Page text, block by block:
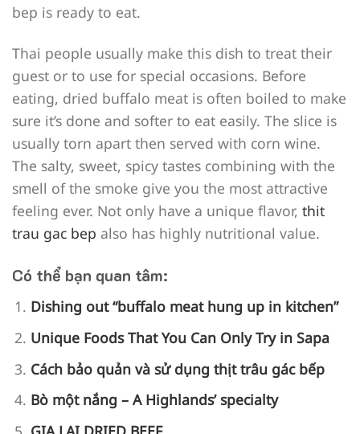
bep is ready to eat.
Thai people usually make this dish to treat their
guest or to use for special occasions. Before
eating, dried buffalo meat is often boiled to make
sure it’s done and softer to eat easily. The slice is
usually torn apart then served with corn wine.
The salty, sweet, spicy tastes combining with the
smell of the smoke give you the most attractive
feeling ever. Not only have a unique flavor, thit
trau gac bep also has highly nutritional value.
Có thể bạn quan tâm:
Dishing out “buffalo meat hung up in kitchen”
Unique Foods That You Can Only Try in Sapa
Cách bảo quản và sử dụng thịt trâu gác bếp
Bò một nắng – A Highlands’ specialty